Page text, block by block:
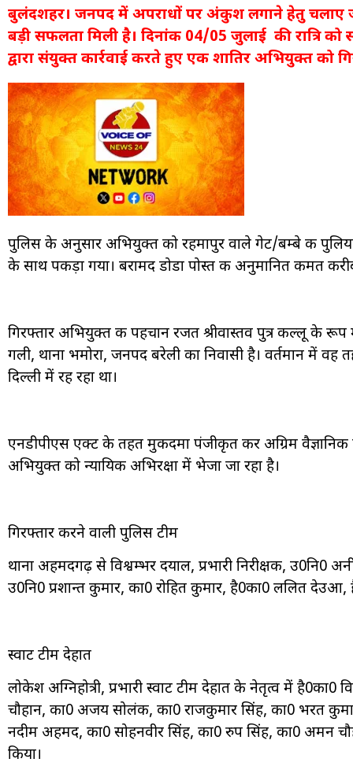
बुलंदशहर। जनपद में अपराधों पर अंकुश लगाने हेतु चलाए
बड़ी सफलता मिली है। दिनांक 04/05 जुलाई की रात्रि
द्वारा संयुक्त कार्रवाई करते हुए एक शातिर अभियुक्त को
पुलिस के अनुसार अभियुक्त को रहमापुर वाले गेट/बम्बे की
के साथ पकड़ा गया। बरामद डोडा पोस्त की अनुमानित कीमत
गिरफ्तार अभियुक्त की पहचान रजत श्रीवास्तव पुत्र कल्लू के
गली, थाना भमोरा, जनपद बरेली का निवासी है। वर्तमान में वह
दिल्ली में रह रहा था।
एनडीपीएस एक्ट के तहत मुकदमा पंजीकृत कर अग्रिम वैज्ञानिक
अभियुक्त को न्यायिक अभिरक्षा में भेजा जा रहा है।
गिरफ्तार करने वाली पुलिस टीम
थाना अहमदगढ़ से विश्वम्भर दयाल, प्रभारी निरीक्षक, उ0नि0
उ0नि0 प्रशान्त कुमार, का0 रोहित कुमार, है0का0 ललित देउआ,
स्वाट टीम देहात
लोकेश अग्निहोत्री, प्रभारी स्वाट टीम देहात के नेतृत्व में
चौहान, का0 अजय सोलंकी, का0 राजकुमार सिंह, का0 भरत
नदीम अहमद, का0 सोहनवीर सिंह, का0 रुप सिंह, का0 अमन
किया।